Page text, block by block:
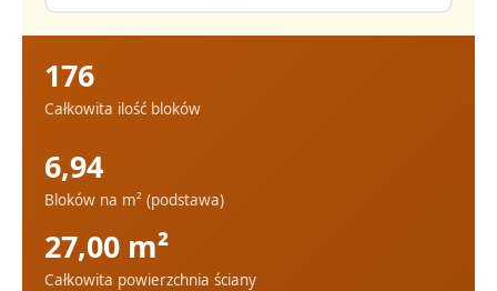
176
Całkowita ilość bloków
6,94
Bloków na m² (podstawa)
27,00 m²
Całkowita powierzchnia ściany